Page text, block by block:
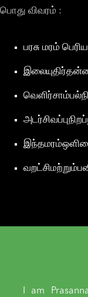
பொது விவரம் :
பரசு மரம்
I am